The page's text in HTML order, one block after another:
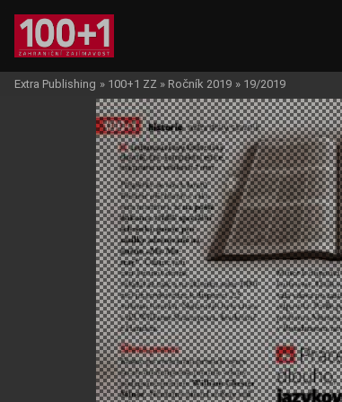
Extra Publishing » 100+1 ZZ » Ročník 2019 » 19/2019